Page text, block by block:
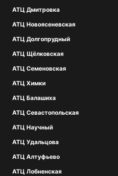
АТЦ Дмитровка
АТЦ Новоясеневская
АТЦ Долгопрудный
АТЦ Щёлковская
АТЦ Семеновская
АТЦ Химки
АТЦ Балашиха
АТЦ Севастопольская
АТЦ Научный
АТЦ Удальцова
АТЦ Алтуфьево
АТЦ Лобненская